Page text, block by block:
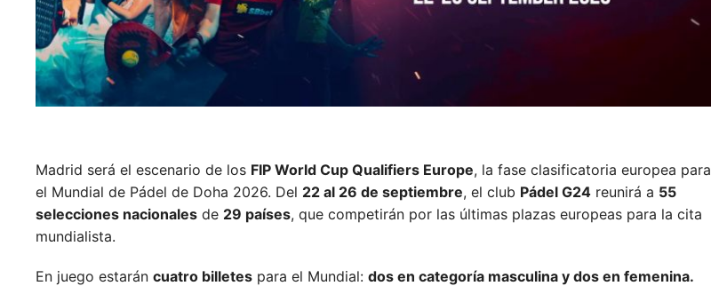
Madrid será el escenario de los FIP World Cup Qualifiers Europe, la fase clasificatoria europea para
el Mundial de Pádel de Doha 2026. Del 22 al 26 de septiembre, el club Pádel G24 reunirá a 55
selecciones nacionales de 29 países, que competirán por las últimas plazas europeas para la cita
mundialista.
En juego estarán cuatro billetes para el Mundial: dos en categoría masculina y dos en femenina.